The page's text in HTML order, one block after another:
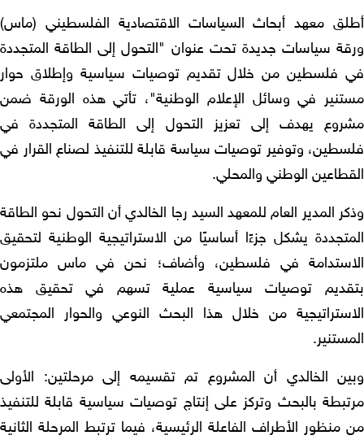
معهد أبحاث السياسات الاقتصادية الفلسطيني (ماس)
سياسات جديدة تحت عنوان "التحول إلى الطاقة المتجددة
فلسطين من خلال تقديم توصيات سياسية وإطلاق حوار
في وسائل الإعلام الوطنية"، تأتي هذه الورقة ضمن
يهدف إلى تعزيز التحول إلى الطاقة المتجددة في
وتوفير توصيات سياسة قابلة للتنفيذ لصناع القرار في
الوطني والمحلي.
المدير العام للمعهد السيد رجا الخالدي أن التحول نحو الطاقة
يشكل جزءًا أساسيًا من الاستراتيجية الوطنية لتحقيق
في فلسطين، وأضاف؛ نحن في ماس ملتزمون
توصيات سياسية عملية تسهم في تحقيق هذه
من خلال هذا البحث النوعي والحوار المجتمعي
الخالدي أن المشروع تم تقسيمه إلى مرحلتين: الأولى
بالبحث وتركز على إنتاج توصيات سياسية قابلة للتنفيذ
منظور الأطراف الفاعلة الرئيسية، فيما ترتبط المرحلة الثانية